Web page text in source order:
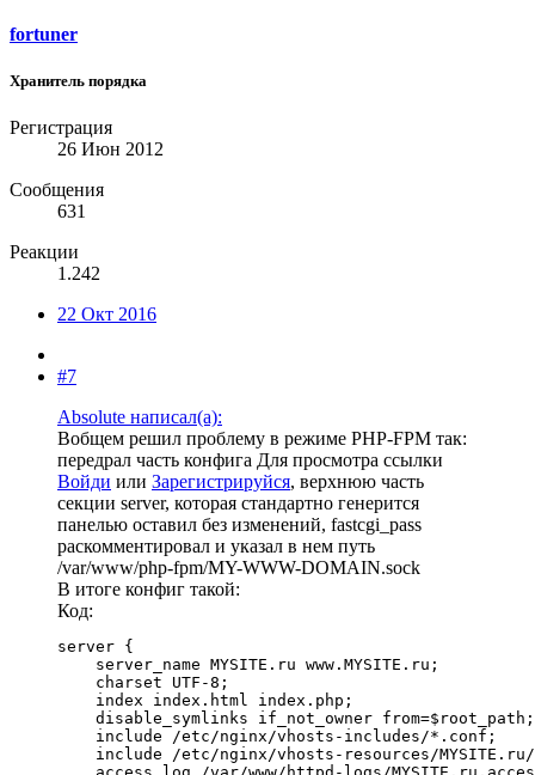
fortuner
Хранитель порядка
Регистрация
26 Июн 2012
Сообщения
631
Реакции
1.242
22 Окт 2016
#7
Absolute написал(а):
Вобщем решил проблему в режиме PHP-FPM так:
передрал часть конфига Для просмотра ссылки
Войди или Зарегистрируйся, верхнюю часть
секции server, которая стандартно генерится
панелью оставил без изменений, fastcgi_pass
раскомментировал и указал в нем путь
/var/www/php-fpm/MY-WWW-DOMAIN.sock
В итоге конфиг такой:
Код:
server {
    server_name MYSITE.ru www.MYSITE.ru;
    charset UTF-8;
    index index.html index.php;
    disable_symlinks if_not_owner from=$root_path;
    include /etc/nginx/vhosts-includes/*.conf;
include /etc/nginx/vhosts-resources/